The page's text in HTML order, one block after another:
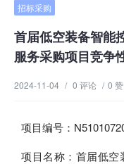
招标采购
首届低空装备智能
服务采购项目竞争
2024-11-04 / 0 评论 / 0 赞
项目编号：
项目名称：首届低